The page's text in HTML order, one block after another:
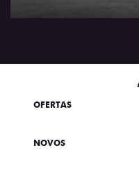
OFERTAS
NOVOS